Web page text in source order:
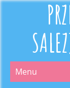
Menu